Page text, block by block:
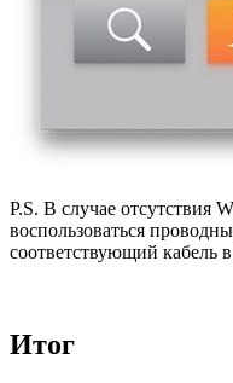
P.S. В случае отсутствия
воспользоваться
соответствующий кабель
Итог